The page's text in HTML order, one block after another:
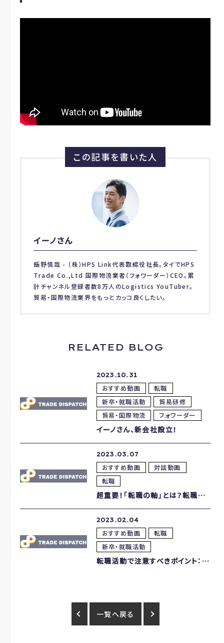
この記事を書いた人
イーノさん
飯野慎哉 - （株）HPS Link代表取締役社長。タイでHPS
Trade Co.,Ltd 国際物流業者（フォワーダー）CEO。累
計チャンネル登録者数8万人のLogistics YouTuber。
貿易・国際物流業界をもっとカッコ良くしたい。
RELATED BLOG
2023.10.31
おすすめ動画
転職
新卒・就職活動
貿易研修
貿易・国際物流
フォワーダー
イーノさん、新会社設立！
2023.03.07
おすすめ動画
対談動画
転職
超重要！「転職の軸」とは？転職活動時に定めておくべきこと
2023.02.04
おすすめ動画
転職
新卒・就職活動
転職活動で注意すべきポイント：計画性を持って行動しよう
一覧へ戻る